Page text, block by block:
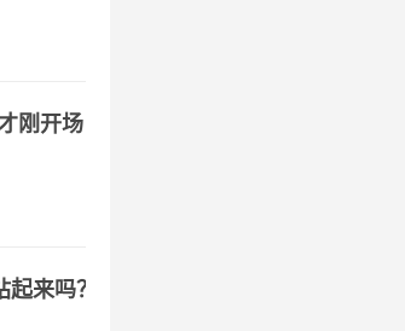
刚开场
来吗？